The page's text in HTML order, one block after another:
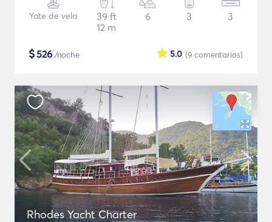
Yate de vela
39 ft
12 m
6 3 3
$526 /noche (9 comentarios)
5.0
Rhodes Yacht Charter